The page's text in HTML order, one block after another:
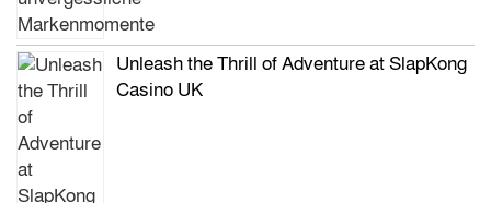
Unleash the Thrill of Adventure at SlapKong
Casino UK